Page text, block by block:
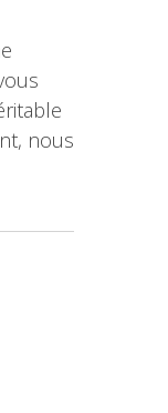
nous